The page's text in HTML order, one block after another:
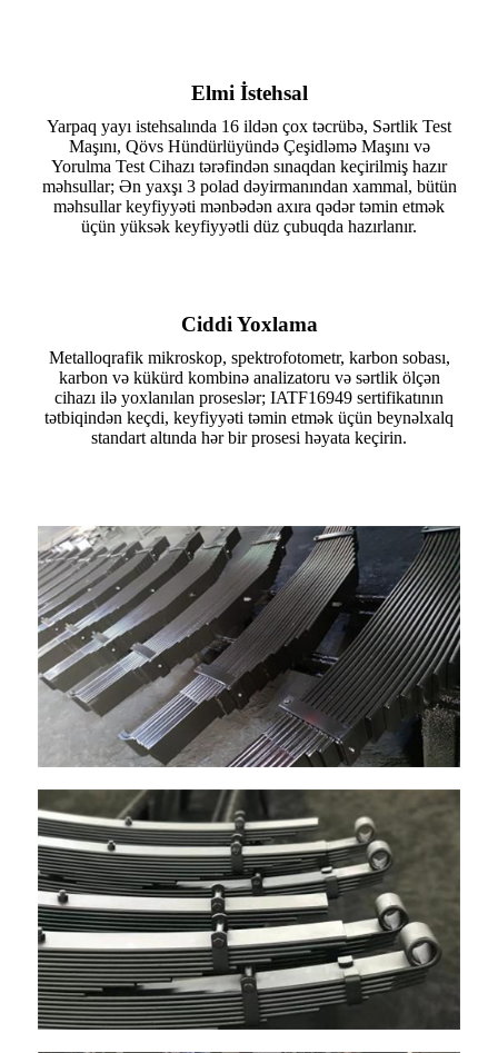
Elmi İstehsal
Yarpaq yayı istehsalında 16 ildən çox təcrübə, Sərtlik Test
Maşını, Qövs Hündürlüyündə Çeşidləmə Maşını və
Yorulma Test Cihazı tərəfindən sınaqdan keçirilmiş hazır
məhsullar; Ən yaxşı 3 polad dəyirmanından xammal, bütün
məhsullar keyfiyyəti mənbədən axıra qədər təmin etmək
üçün yüksək keyfiyyətli düz çubuqda hazırlanır.
Ciddi Yoxlama
Metalloqrafik mikroskop, spektrofotometr, karbon sobası,
karbon və kükürd kombinə analizatoru və sərtlik ölçən
cihazı ilə yoxlanılan proseslər; IATF16949 sertifikatının
tətbiqindən keçdi, keyfiyyəti təmin etmək üçün beynəlxalq
standart altında hər bir prosesi həyata keçirin.